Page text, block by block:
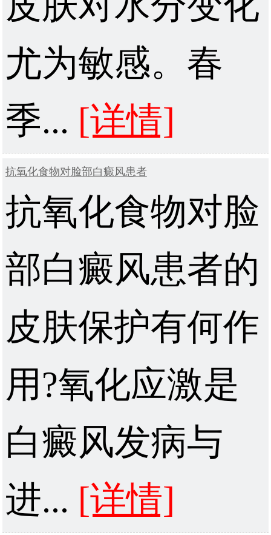
尤为敏感。春
季... [详情]
抗氧化食物对脸部白癜风患者
抗氧化食物对脸
部白癜风患者的
皮肤保护有何作
用?氧化应激是
白癜风发病与
进... [详情]